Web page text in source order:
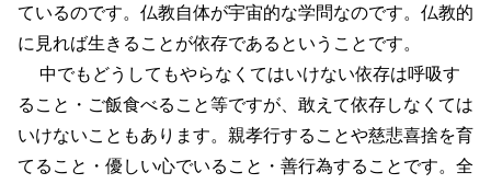
ているのです。仏教自体が宇宙的な学問なのです。仏教的
に見れば生きることが依存であるということです。
中でもどうしてもやらなくてはいけない依存は呼吸す
ること・ご飯食べること等ですが、敢えて依存しなくては
いけないこともあります。親孝行することや慈悲喜捨を育
てること・優しい心でいること・善行為することです。全